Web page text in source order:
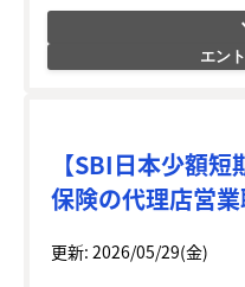
エン
【SBI日本少額
保険の代理店営
更新: 2026/05/29(金)